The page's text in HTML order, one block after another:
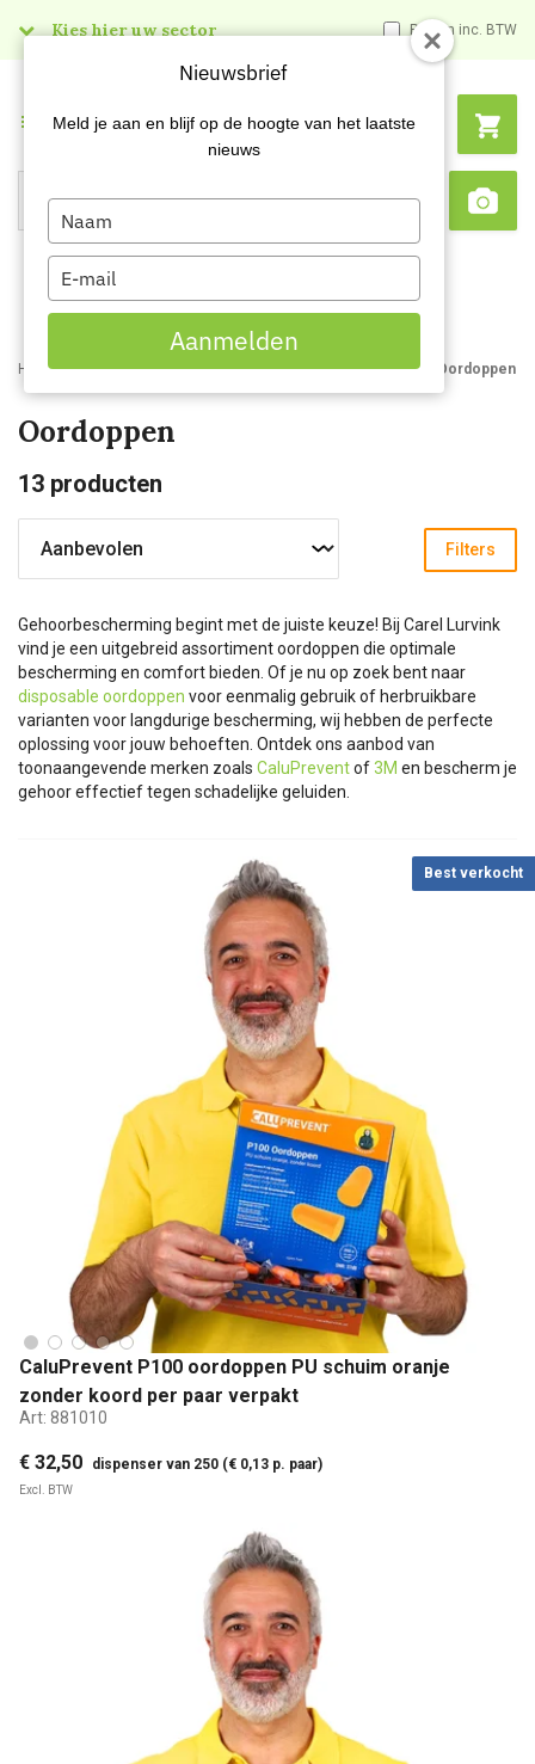
Kies hier uw sector Prijzen inc. BTW
Search
Menu
Home Webshop Veiligheidsartikelen Gehoorbescherming Oordoppen
Oordoppen
13 producten
Filters
Gehoorbescherming begint met de juiste keuze! Bij Carel Lurvink
vind je een uitgebreid assortiment oordoppen die optimale
bescherming en comfort bieden. Of je nu op zoek bent naar
disposable oordoppen voor eenmalig gebruik of herbruikbare
varianten voor langdurige bescherming, wij hebben de perfecte
oplossing voor jouw behoeften. Ontdek ons aanbod van
toonaangevende merken zoals CaluPreventof3M en bescherm je
gehoor effectief tegen schadelijke geluiden.
Best verkocht
CaluPrevent P100 oordoppen PU schuim oranje
zonder koord per paar verpakt
Art: 881010
€ 32,50 dispenser van 250 (€ 0,13 p. paar)
Excl. BTW
Nieuwsbrief
Meld je aan en blijf op de hoogte van het laatste
nieuws
Type
your
name
Type
your
email
Aanmelden